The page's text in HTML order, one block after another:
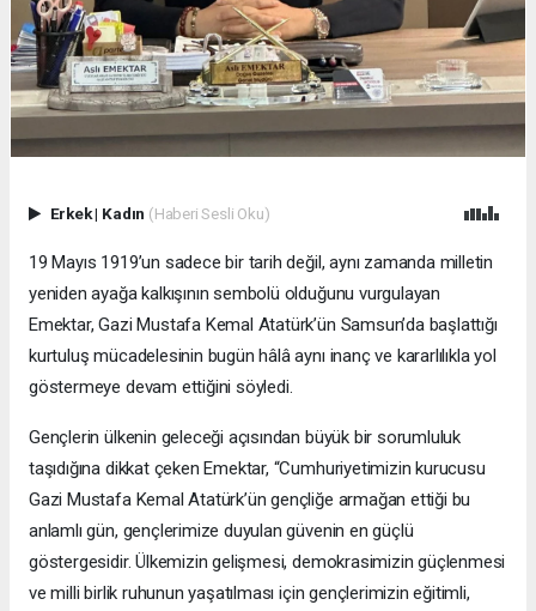
Erkek| Kadın (Haberi Sesli Oku)
19 Mayıs 1919’un sadece bir tarih değil, aynı zamanda milletin
yeniden ayağa kalkışının sembolü olduğunu vurgulayan
Emektar, Gazi Mustafa Kemal Atatürk’ün Samsun’da başlattığı
kurtuluş mücadelesinin bugün hâlâ aynı inanç ve kararlılıkla yol
göstermeye devam ettiğini söyledi.
Gençlerin ülkenin geleceği açısından büyük bir sorumluluk
taşıdığına dikkat çeken Emektar, “Cumhuriyetimizin kurucusu
Gazi Mustafa Kemal Atatürk’ün gençliğe armağan ettiği bu
anlamlı gün, gençlerimize duyulan güvenin en güçlü
göstergesidir. Ülkemizin gelişmesi, demokrasimizin güçlenmesi
ve milli birlik ruhunun yaşatılması için gençlerimizin eğitimli,